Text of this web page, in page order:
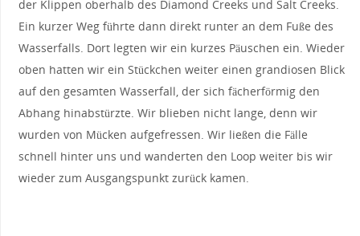
der Klippen oberhalb des Diamond Creeks und Salt Creeks.
Ein kurzer Weg führte dann direkt runter an dem Fuße des
Wasserfalls. Dort legten wir ein kurzes Päuschen ein. Wieder
oben hatten wir ein Stückchen weiter einen grandiosen Blick
auf den gesamten Wasserfall, der sich fächerförmig den
Abhang hinabstürzte. Wir blieben nicht lange, denn wir
wurden von Mücken aufgefressen. Wir ließen die Fälle
schnell hinter uns und wanderten den Loop weiter bis wir
wieder zum Ausgangspunkt zurück kamen.